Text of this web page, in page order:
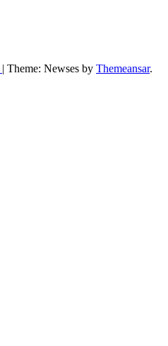
| Theme: Newses by Themeansar.